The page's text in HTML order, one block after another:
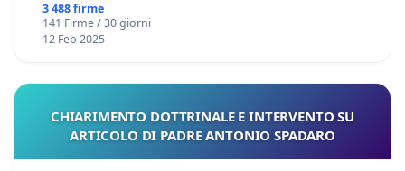
3 488 firme
141 Firme / 30 giorni
12 Feb 2025
CHIARIMENTO DOTTRINALE E INTERVENTO SU
ARTICOLO DI PADRE ANTONIO SPADARO